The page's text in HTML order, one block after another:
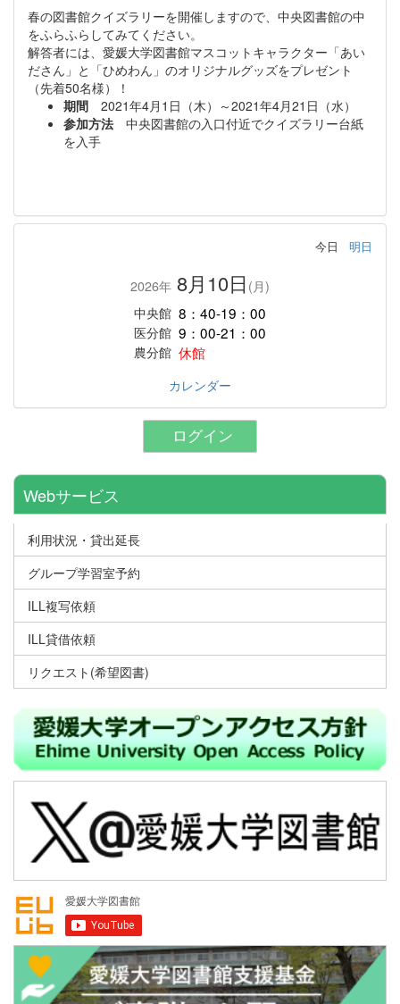
春の図書館クイズラリーを開催しますので、中央図書館の中
をふらふらしてみてください。
解答者には、愛媛大学図書館マスコットキャラクター「あい
ださん」と「ひめわん」のオリジナルグッズをプレゼント
（先着50名様）！
期間 2021年4月1日（木）～2021年4月21日（水）
参加方法 中央図書館の入口付近でクイズラリー台紙
を入手
今日 明日
2026年 8月10日 (月)
中央館 8：40-19：00
医分館 9：00-21：00
農分館 休館
カレンダー
ログイン
Webサービス
利用状況・貸出延長
グループ学習室予約
ILL複写依頼
ILL貸借依頼
リクエスト(希望図書)